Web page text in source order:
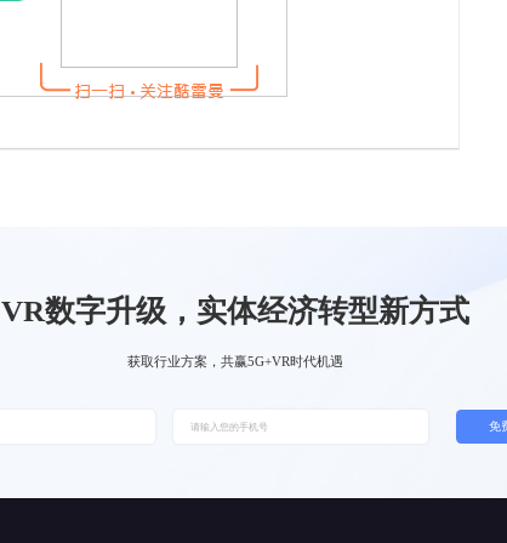
VR数字升级，实体经济转型新方式
获取行业方案，共赢5G+VR时代机遇
免